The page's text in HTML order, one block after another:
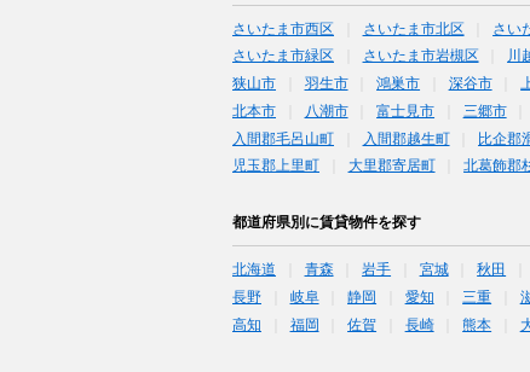
さいたま市西区 さいたま市北区 さい
さいたま市緑区
さいたま市岩槻区 川
狭山市
羽生市 鴻巣市 深谷市
北本市
八潮市 富士見市 三郷市
入間郡毛呂山町
入間郡越生町 比企郡
児玉郡上里町
大里郡寄居町 北葛飾郡
都道府県別に賃貸物件を探す
北海道 青森 岩手 宮城 秋田
長野
岐阜 静岡 愛知 三重
高知
福岡 佐賀 長崎 熊本